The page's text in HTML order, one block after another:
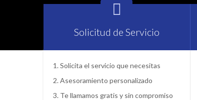

Solicitud de Servicio
Solicita el servicio que necesitas
Asesoramiento personalizado
Te llamamos gratis y sin compromiso